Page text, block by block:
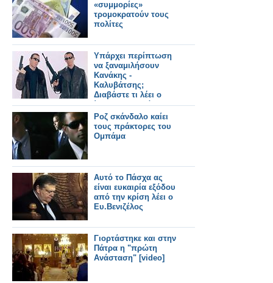
«συμμορίες»
τρομοκρατούν τους
πολίτες
Υπάρχει περίπτωση
να ξαναμιλήσουν
Κανάκης -
Καλυβάτσης;
Διαβάστε τι λέει ο
ίδιος ο Καλυβάτσης
Ροζ σκάνδαλο καίει
τους πράκτορες του
Ομπάμα
Αυτό το Πάσχα ας
είναι ευκαιρία εξόδου
από την κρίση λέει ο
Ευ.Βενιζέλος
Γιορτάστηκε και στην
Πάτρα η "πρώτη
Ανάσταση" [video]